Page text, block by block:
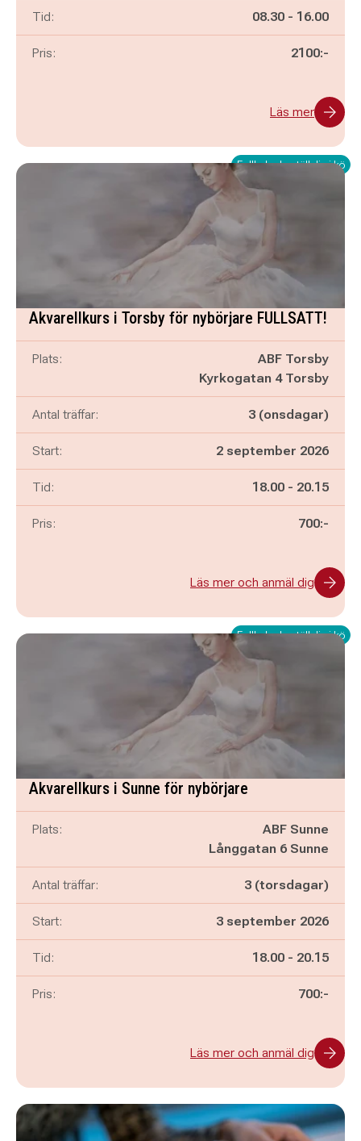
Tid: Pågår mellan
08.30 - och
16.00
Pris: 2100:-
Läs mer
Fullbokad - ställ dig i kö
Akvarellkurs i Torsby för nybörjare FULLSATT!
Plats:
ABF Torsby
Kyrkogatan 4 Torsby
Antal träffar: 3 (onsdagar)
Start: 2 september 2026
Tid: Pågår mellan
18.00 - och
20.15
Pris: 700:-
Läs mer och anmäl dig
Fullbokad - ställ dig i kö
Akvarellkurs i Sunne för nybörjare
Plats:
ABF Sunne
Långgatan 6 Sunne
Antal träffar: 3 (torsdagar)
Start: 3 september 2026
Tid: Pågår mellan
18.00 - och
20.15
Pris: 700:-
Läs mer och anmäl dig